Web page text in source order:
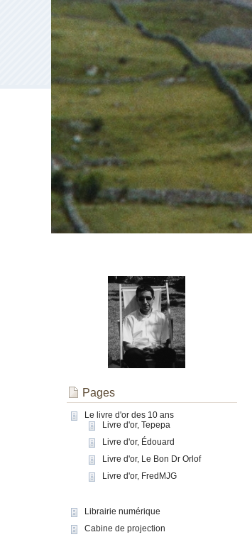
Pages
Le livre d'or des 10 ans
Livre d'or, Tepepa
Livre d'or, Édouard
Livre d'or, Le Bon Dr Orlof
Livre d'or, FredMJG
Librairie numérique
Cabine de projection